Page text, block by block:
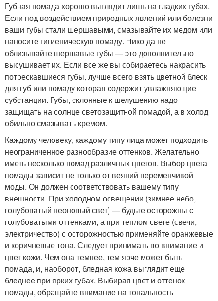
Губная помада хорошо выглядит лишь на гладких губах.
Если под воздействием природных явлений или болезни
ваши губы стали шершавыми, смазывайте их медом или
наносите гигиеническую помаду. Никогда не
облизывайте шершавые губы — это дополнительно
высушивает их. Если все же вы собираетесь накрасить
потрескавшиеся губы, лучше всего взять цветной блеск
для губ или помаду которая содержит увлажняющие
субстанции. Губы, склонные к шелушению надо
защищать на солнце светозащитной помадой, а в холод
обильно смазывать кремом.
Каждому человеку, каждому типу лица может подходить
неограниченное разнообразие оттенков. Желательно
иметь несколько помад различных цветов. Выбор цвета
помады зависит не только от веяний переменчивой
моды. Он должен соответствовать вашему типу
внешности. При холодном освещении (зимнее небо,
голубоватый неоновый свет) — будьте осторожны с
голубоватыми оттенками, а при теплом свете (свечи,
электричество) с осторожностью применяйте оранжевые
и коричневые тона. Следует принимать во внимание и
цвет кожи. Чем она темнее, тем ярче может быть
помада, и, наоборот, бледная кожа выглядит еще
бледнее при ярких губах. Выбирая цвет и оттенок
помады, обращайте внимание на тональность